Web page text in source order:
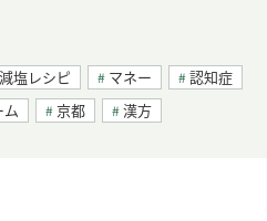
減塩レシピ マネー
認知症
ム 京都 漢方